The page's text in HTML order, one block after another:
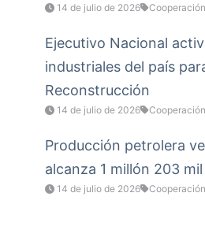
14 de julio de 2026
Ejecutivo Nacional
industriales del país
Reconstrucción
14 de julio de 2026
Producción petrolera
alcanza 1 millón 203
14 de julio de 2026